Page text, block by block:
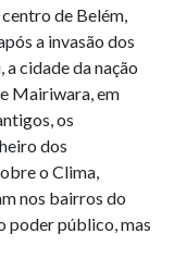
de Belém,
a invasão dos
cidade da nação
Mairiwara, em
os
dos
o Clima,
nos bairros do
poder público, mas